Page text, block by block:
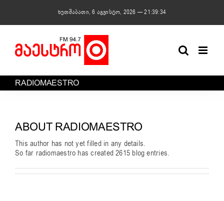
content
ხუთშაბათი, 6 აგვისტო, 2026 — 21:39:35
RADIOMAESTRO
ABOUT RADIOMAESTRO
This author has not yet filled in any details.
So far radiomaestro has created 2615 blog entries.